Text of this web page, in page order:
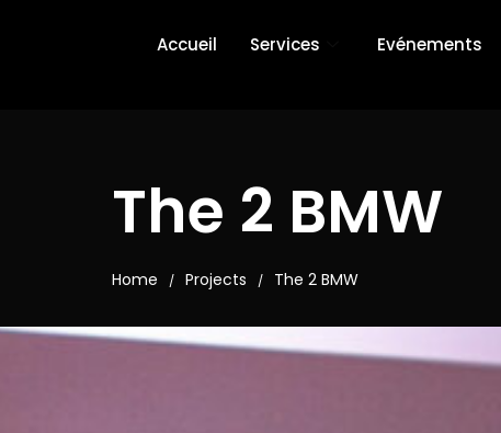
Accueil Services Evénements
The 2 BMW
Home / Projects / The 2 BMW